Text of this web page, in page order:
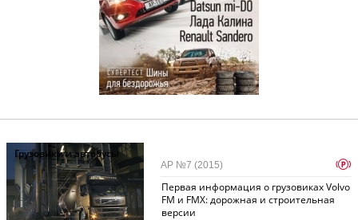
Грузовики и автобусы
Первая информация о грузовиках Volvo
FM и FMX: дорожная и строительная
версии
АР №7 (2015) p